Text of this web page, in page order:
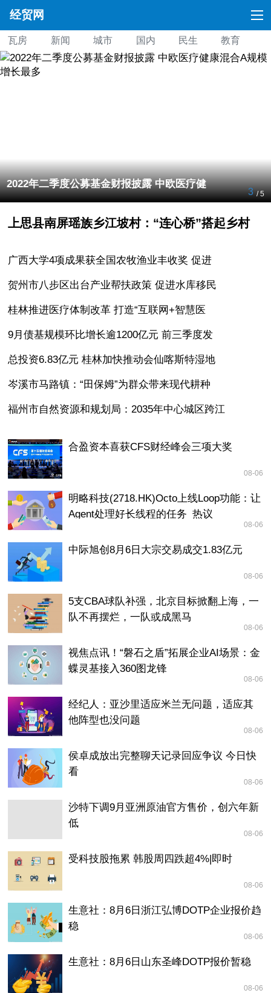
经贸网
瓦房 新闻 城市 国内 民生
教育
娱乐
足迹 原创 热点 要闻 时尚
2022年二季度公募基金财报披露 中欧医疗健
3 / 5
上思县南屏瑶族乡江坡村：“连心桥”搭起乡村
广西大学4项成果获全国农牧渔业丰收奖 促进
贺州市八步区出台产业帮扶政策 促进水库移民
桂林推进医疗体制改革 打造“互联网+智慧医
9月债基规模环比增长逾1200亿元 前三季度发
总投资6.83亿元 桂林加快推动会仙喀斯特湿地
岑溪市马路镇：“田保姆”为群众带来现代耕种
福州市自然资源和规划局：2035年中心城区跨江
合盈资本喜获CFS财经峰会三项大奖
08-06
明略科技(2718.HK)Octo上线Loop功能：让
Agent处理好长线程的任务_热议
08-06
中际旭创8月6日大宗交易成交1.83亿元
08-06
5支CBA球队补强，北京目标掀翻上海，一
队不再摆烂，一队或成黑马
08-06
视焦点讯！“磐石之盾”拓展企业AI场景：金
蝶灵基接入360图龙锋
08-06
经纪人：亚沙里适应米兰无问题，适应其
他阵型也没问题
08-06
侯卓成放出完整聊天记录回应争议 今日快
看
08-06
沙特下调9月亚洲原油官方售价，创六年新
低
08-06
受科技股拖累 韩股周四跌超4%|即时
08-06
生意社：8月6日浙江弘博DOTP企业报价趋
稳
08-06
生意社：8月6日山东圣峰DOTP报价暂稳
08-06